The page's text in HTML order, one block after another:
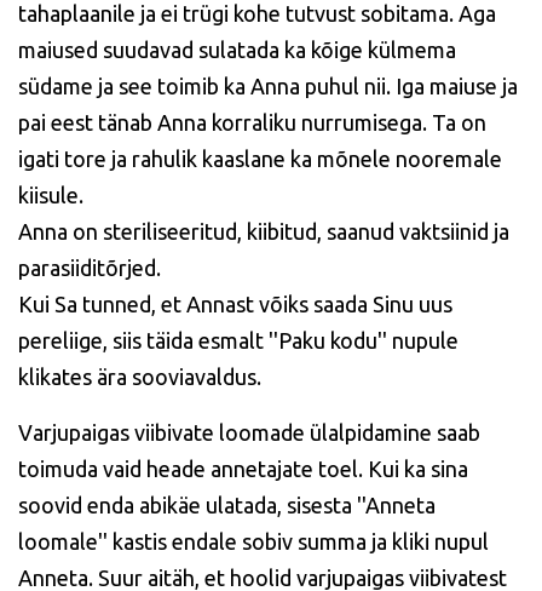
tahaplaanile ja ei trügi kohe tutvust sobitama. Aga
maiused suudavad sulatada ka kõige külmema
südame ja see toimib ka Anna puhul nii. Iga maiuse ja
pai eest tänab Anna korraliku nurrumisega. Ta on
igati tore ja rahulik kaaslane ka mõnele nooremale
kiisule.
Anna on steriliseeritud, kiibitud, saanud vaktsiinid ja
parasiiditõrjed.
Kui Sa tunned, et Annast võiks saada Sinu uus
pereliige, siis täida esmalt ''Paku kodu'' nupule
klikates ära sooviavaldus.
Varjupaigas viibivate loomade ülalpidamine saab
toimuda vaid heade annetajate toel. Kui ka sina
soovid enda abikäe ulatada, sisesta ''Anneta
loomale'' kastis endale sobiv summa ja kliki nupul
Anneta. Suur aitäh, et hoolid varjupaigas viibivatest